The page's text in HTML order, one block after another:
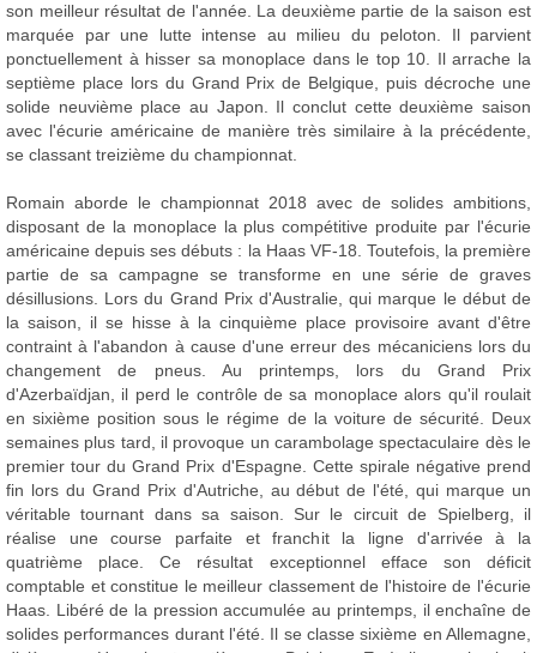
son meilleur résultat de l'année. La deuxième partie de la saison est
marquée par une lutte intense au milieu du peloton. Il parvient
ponctuellement à hisser sa monoplace dans le top 10. Il arrache la
septième place lors du Grand Prix de Belgique, puis décroche une
solide neuvième place au Japon. Il conclut cette deuxième saison
avec l'écurie américaine de manière très similaire à la précédente,
se classant treizième du championnat.
Romain aborde le championnat 2018 avec de solides ambitions,
disposant de la monoplace la plus compétitive produite par l'écurie
américaine depuis ses débuts : la Haas VF-18. Toutefois, la première
partie de sa campagne se transforme en une série de graves
désillusions. Lors du Grand Prix d'Australie, qui marque le début de
la saison, il se hisse à la cinquième place provisoire avant d'être
contraint à l'abandon à cause d'une erreur des mécaniciens lors du
changement de pneus. Au printemps, lors du Grand Prix
d'Azerbaïdjan, il perd le contrôle de sa monoplace alors qu'il roulait
en sixième position sous le régime de la voiture de sécurité. Deux
semaines plus tard, il provoque un carambolage spectaculaire dès le
premier tour du Grand Prix d'Espagne. Cette spirale négative prend
fin lors du Grand Prix d'Autriche, au début de l'été, qui marque un
véritable tournant dans sa saison. Sur le circuit de Spielberg, il
réalise une course parfaite et franchit la ligne d'arrivée à la
quatrième place. Ce résultat exceptionnel efface son déficit
comptable et constitue le meilleur classement de l'histoire de l'écurie
Haas. Libéré de la pression accumulée au printemps, il enchaîne de
solides performances durant l'été. Il se classe sixième en Allemagne,